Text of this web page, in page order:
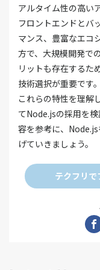
アルタイム性の高い
フロントエンドとバ
マンス、豊富なエコ
方で、大規模開発で
リットも存在するた
技術選択が重要です。
これらの特性を理解
てNode.jsの採用を
容を参考に、
げていきましょう。
テクフリ